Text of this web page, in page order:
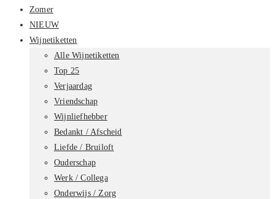
Zomer
NIEUW
Wijnetiketten
Alle Wijnetiketten
Top 25
Verjaardag
Vriendschap
Wijnliefhebber
Bedankt / Afscheid
Liefde / Bruiloft
Ouderschap
Werk / Collega
Onderwijs / Zorg